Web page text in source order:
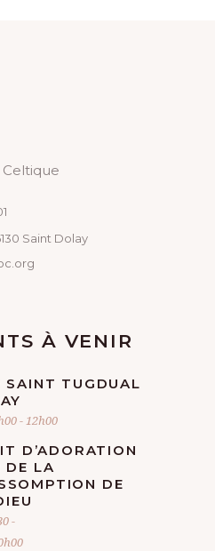
Saint Dolay
À VENIR
SAINT TUGDUAL
-12h00
D’ADORATION
DE LA
DE
-